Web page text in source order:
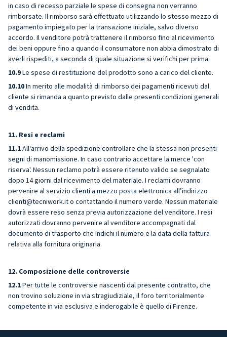
in caso di recesso parziale le spese di consegna non verranno
rimborsate. Il rimborso sarà effettuato utilizzando lo stesso mezzo di
pagamento impiegato per la transazione iniziale, salvo diverso
accordo. Il venditore potrà trattenere il rimborso fino al ricevimento
dei beni oppure fino a quando il consumatore non abbia dimostrato di
averli rispediti, a seconda di quale situazione si verifichi per prima.
10.9Le spese di restituzione del prodotto sono a carico del cliente.
10.10In merito alle modalità di rimborso dei pagamenti ricevuti dal
cliente si rimanda a quanto previsto dalle presenti condizioni generali
di vendita.
11. Resi e reclami
11.1All'arrivo della spedizione controllare che la stessa non presenti
segni di manomissione. In caso contrario accettare la merce 'con
riserva'. Nessun reclamo potrà essere ritenuto valido se segnalato
dopo 14 giorni dal ricevimento del materiale. I reclami dovranno
pervenire al servizio clienti a mezzo posta elettronica all’indirizzo
clienti@tecniwork.ito contattando ilnumero verde. Nessun materiale
dovrà essere reso senza previa autorizzazione del venditore. I resi
autorizzati dovranno pervenire al venditore accompagnati dal
documento di trasporto che indichi il numero e la data della fattura
relativa alla fornitura originaria.
12. Composizione delle controversie
12.1Per tutte le controversie nascenti dal presente contratto, che
non trovino soluzione in via stragiudiziale, il foro territorialmente
competente in via esclusiva e inderogabile è quello di Firenze.